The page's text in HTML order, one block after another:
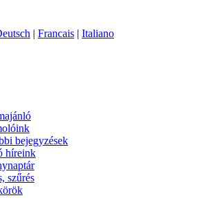
| Francais | Italiano
bejegyzések
híreink
szűrés